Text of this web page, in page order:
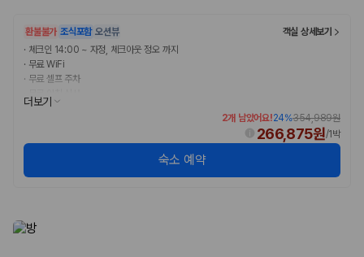
2000만 고객이 선택한 렌트카 가격비교 플랫폼
카모아는 제주렌트카부터 국내·해외 렌트카까지 비교할 수 있는 렌트카 가
사용자 리뷰
예약 가능 차량
1,829
환불불가 조식포함 오션뷰
객실 상세보기
· 체크인 14:00 ~ 자정, 체크아웃 정오 까지
· 무료 WiFi
· 무료 셀프 주차
더보기
2개 남았어요!24%354,989원
266,875원/1박
숙소 예약